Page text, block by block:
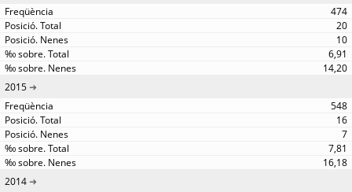
474
20
10
6,91
14,20
2015
548
16
7
7,81
16,18
2014